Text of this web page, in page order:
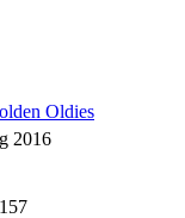
Oldies
2016